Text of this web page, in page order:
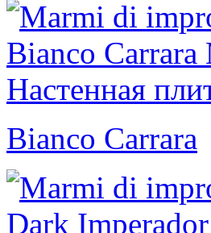
Bianco Carrara